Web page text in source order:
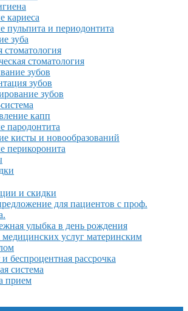
кариеса
пульпита и периодонтита
зуба
стоматология
стоматология
зубов
зубов
зубов
капп
пародонтита
кисты и новообразований
перикоронита
и скидки
для пациентов с проф.
улыбка в день рождения
услуг материнским
беспроцентная рассрочка
система
прием